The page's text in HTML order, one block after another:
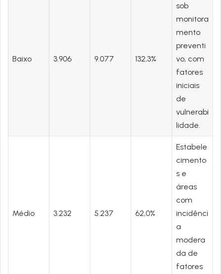
Baixo 3.906 9.077 132,3%
sob
monitora
mento
preventi
vo, com
fatores
iniciais
de
vulnerabi
lidade.
Médio 3.232 5.237 62,0%
Estabele
cimento
s e
áreas
com
incidênci
a
modera
da de
fatores